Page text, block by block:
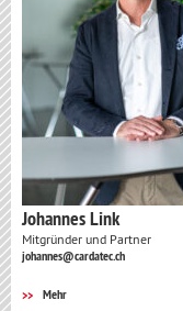
Johannes Link
Mitgründer und Partner
johannes@cardatec.ch
Mehr